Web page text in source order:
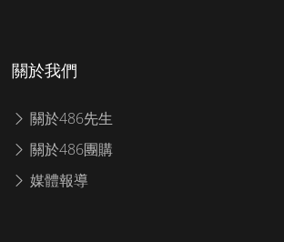
關於我們
關於486先生
關於486團購
媒體報導